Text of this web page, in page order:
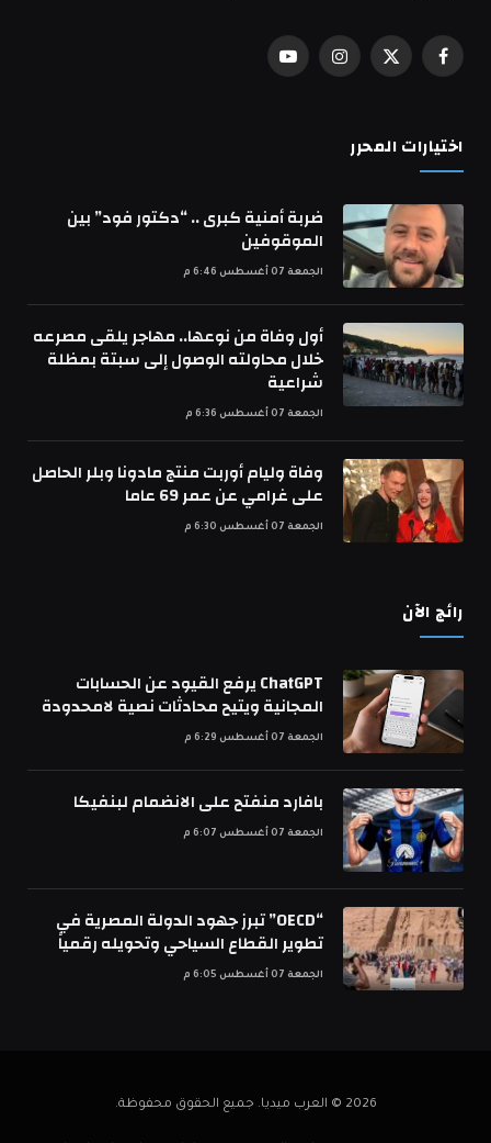
فيسبوكX
الانستغراميوتيوب
اختيارات المحرر
ضربة أمنية كبرى .. “دكتور فود” بين
الموقوفين
الجمعة 07 أغسطس 6:46 م
أول وفاة من نوعها.. مهاجر يلقى مصرعه
خلال محاولته الوصول إلى سبتة بمظلة
شراعية
الجمعة 07 أغسطس 6:36 م
وفاة وليام أوربت منتج مادونا وبلر الحاصل
على غرامي عن عمر 69 عاما
الجمعة 07 أغسطس 6:30 م
رائج الآن
ChatGPT يرفع القيود عن الحسابات
المجانية ويتيح محادثات نصية لامحدودة
الجمعة 07 أغسطس 6:29 م
بافارد منفتح على الانضمام لبنفيكا
الجمعة 07 أغسطس 6:07 م
“OECD” تبرز جهود الدولة المصرية في
تطوير القطاع السياحي وتحويله رقمياً
الجمعة 07 أغسطس 6:05 م
2026 © العرب ميديا. جميع الحقوق محفوظة.